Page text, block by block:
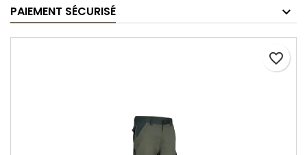
PAIEMENT SÉCURISÉ
favorite_border